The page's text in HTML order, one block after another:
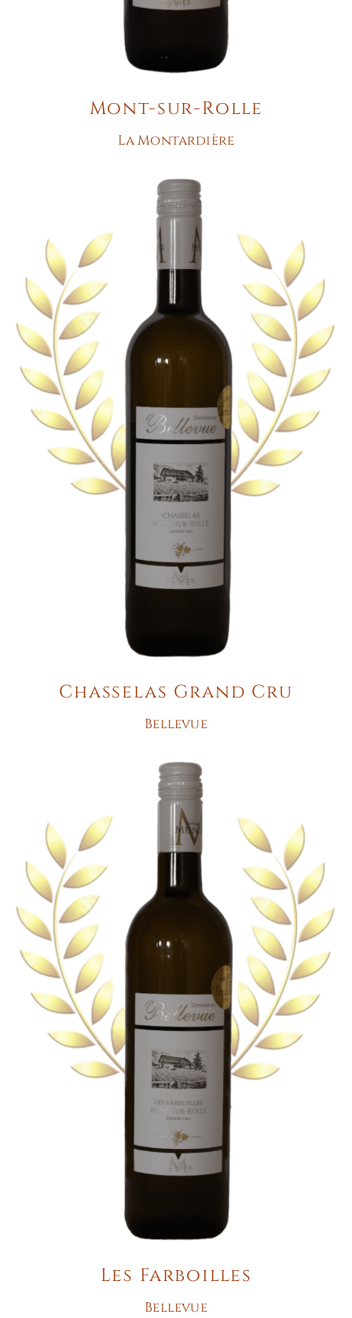
Mont-sur-Rolle
La Montardière
Chasselas Grand Cru
Bellevue
Les Farboilles
Bellevue